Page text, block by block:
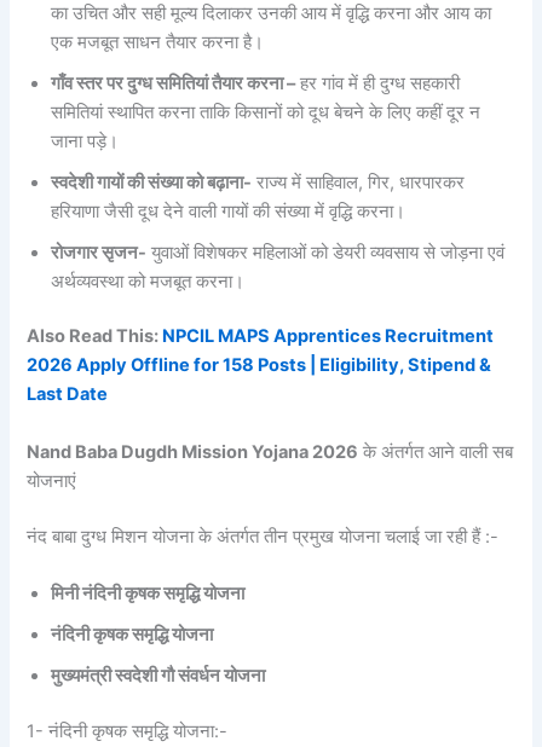
का उचित और सही मूल्य दिलाकर उनकी आय में वृद्धि करना और आय का
एक मजबूत साधन तैयार करना है।
गाँव स्तर पर दुग्ध समितियां तैयार करना –हर गांव में ही दुग्ध सहकारी
समितियां स्थापित करना ताकि किसानों को दूध बेचने के लिए कहीं दूर न
जाना पड़े।
स्वदेशी गायों की संख्या को बढ़ाना- राज्य में साहिवाल, गिर, धारपारकर
हरियाणा जैसी दूध देने वाली गायों की संख्या में वृद्धि करना।
रोजगार सृजन- युवाओं विशेषकर महिलाओं को डेयरी व्यवसाय से जोड़ना एवं
अर्थव्यवस्था को मजबूत करना।
Also Read This: NPCIL MAPS Apprentices Recruitment
2026 Apply Offline for 158 Posts | Eligibility, Stipend &
Last Date
Nand Baba Dugdh Mission Yojana 2026 के अंतर्गत आने वाली सब
योजनाएं
नंद बाबा दुग्ध मिशन योजना के अंतर्गत तीन प्रमुख योजना चलाई जा रही हैं :-
मिनी नंदिनी कृषक समृद्धि योजना
नंदिनी कृषक समृद्धि योजना
मुख्यमंत्री स्वदेशी गौ संवर्धन योजना
1- नंदिनी कृषक समृद्धि योजना:-